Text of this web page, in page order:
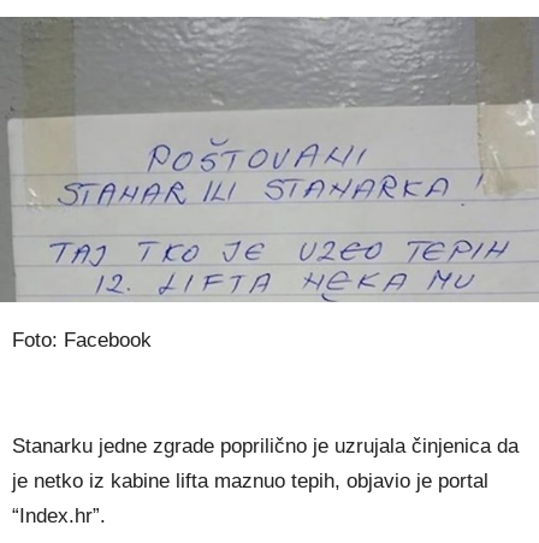
Foto: Facebook
Stanarku jedne zgrade poprilično je uzrujala činjenica da
je netko iz kabine lifta maznuo tepih, objavio je portal
“Index.hr”.